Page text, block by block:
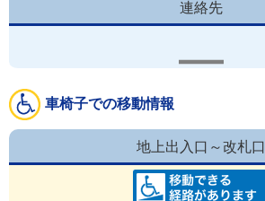
連絡先
車椅子での移動情報
地上出入口～改札口